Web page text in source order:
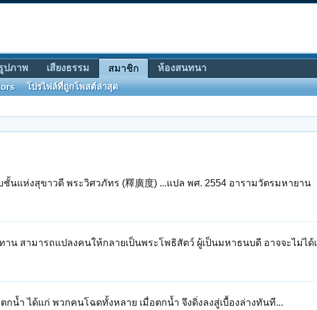
ชั้นแห่งสุขาวดี พระวิศวภัทร (釋廣度) ...แปล พศ. 2554 อารามวัตรมหายาน
น สามารถแปลงคนให้กลายเป็นพระโพธิสัตว์ ผู้เป็นมหาธนบดี อาจจะไม่ได้
กน้ำ ได้แก่ พวกคนโฉดทั้งหลาย เมื่อตกน้ำ จึงดิ่งลงสู่เบื้องล่างทันที...
ปภาพ เสียงธรรม สมาชิก
โปรไฟล์ที่ถูกโพสต์ล่าสุด
ห้องสนทนา